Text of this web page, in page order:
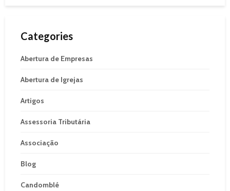
Categories
Abertura de Empresas
Abertura de Igrejas
Artigos
Assessoria Tributária
Associação
Blog
Candomblé